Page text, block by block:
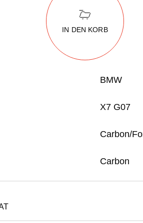
IN DEN KORB
BMW
X7 G07
Carbon/
Carbon